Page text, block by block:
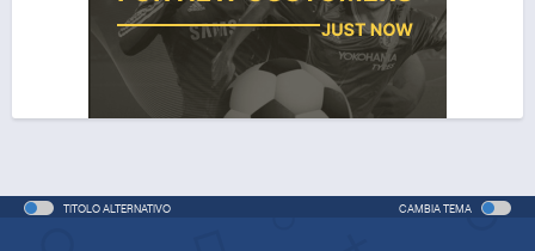
TITOLO ALTERNATIVO CAMBIA TEMA